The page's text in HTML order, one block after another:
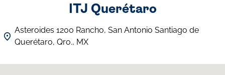
ITJ Querétaro
Asteroides 1200 Rancho, San Antonio Santiago de
Querétaro, Qro., MX